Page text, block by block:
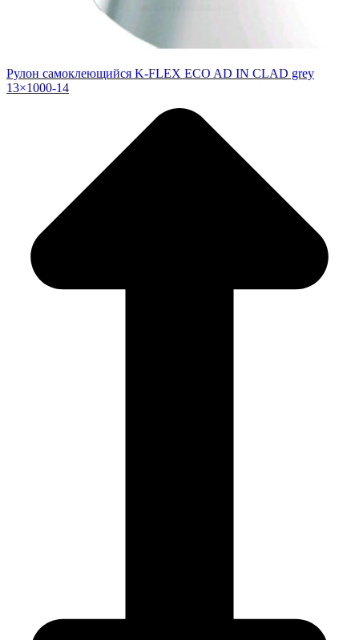
Рулон самоклеющийся K-FLEX ECO AD IN CLAD grey
13×1000-14